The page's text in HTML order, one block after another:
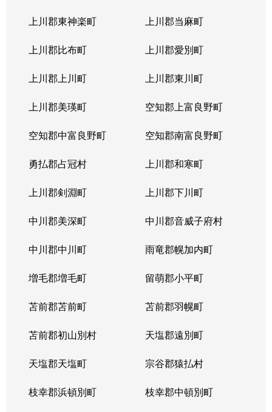
上川郡東神楽町 上川郡当麻町
上川郡比布町 上川郡愛別町
上川郡上川町 上川郡東川町
上川郡美瑛町 空知郡上富良野町
空知郡中富良野町 空知郡南富良野町
勇払郡占冠村 上川郡和寒町
上川郡剣淵町 上川郡下川町
中川郡美深町 中川郡音威子府村
中川郡中川町 雨竜郡幌加内町
増毛郡増毛町 留萌郡小平町
苫前郡苫前町 苫前郡羽幌町
苫前郡初山別村 天塩郡遠別町
天塩郡天塩町 宗谷郡猿払村
枝幸郡浜頓別町 枝幸郡中頓別町